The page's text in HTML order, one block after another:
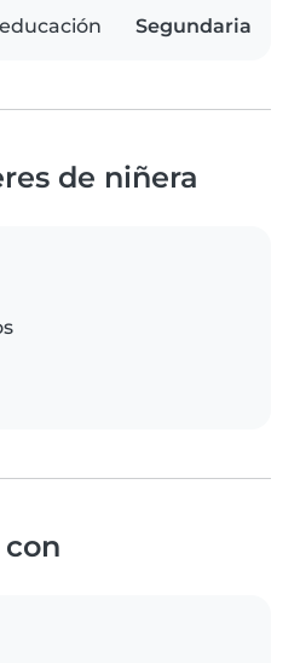
Segundaria
de niñera